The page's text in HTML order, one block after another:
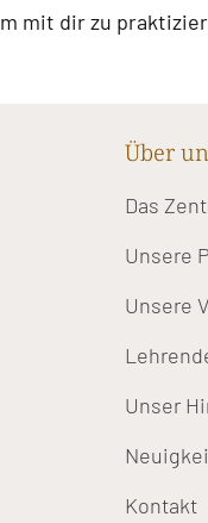
mit dir zu
Über
Das
Unsere
Unsere
Unser
Kontakt